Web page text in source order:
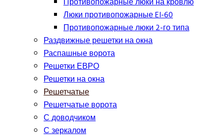
Люки противопожарные EI-60
Противопожарные люки 2-го типа
Раздвижные решетки на окна
Распашные ворота
Решетки ЕВРО
Решетки на окна
Решетчатые
Решетчатые ворота
С доводчиком
С зеркалом